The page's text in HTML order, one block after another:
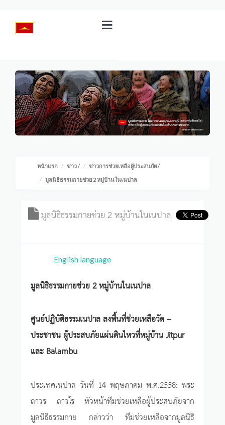
หน้าแรก ข่าว/ ข่าวการช่วยเหลือผู้ประสบภัย/
มูลนิธิธรรมกายช่วย 2 หมู่บ้านในเนปาล
มูลนิธิธรรมกายช่วย 2 หมู่บ้านในเนปาล
English language
มูลนิธิธรรมกายช่วย 2 หมู่บ้านในเนปาล
ศูนย์ปฏิบัติธรรมเนปาล ลงพื้นที่ช่วยเหลือวัด –
ประชาชน ผู้ประสบภัยแผ่นดินไหวที่หมู่บ้าน Jitpur
และ Balambu
ประเทศเนปาล วันที่ 14 พฤษภาคม พ.ศ.2558: พระ
ถาวร ถาวโร หัวหน้าทีมช่วยเหลือผู้ประสบภัยจาก
มูลนิธิธรรมกาย กล่าวว่า ทีมช่วยเหลือจากมูลนิธิ